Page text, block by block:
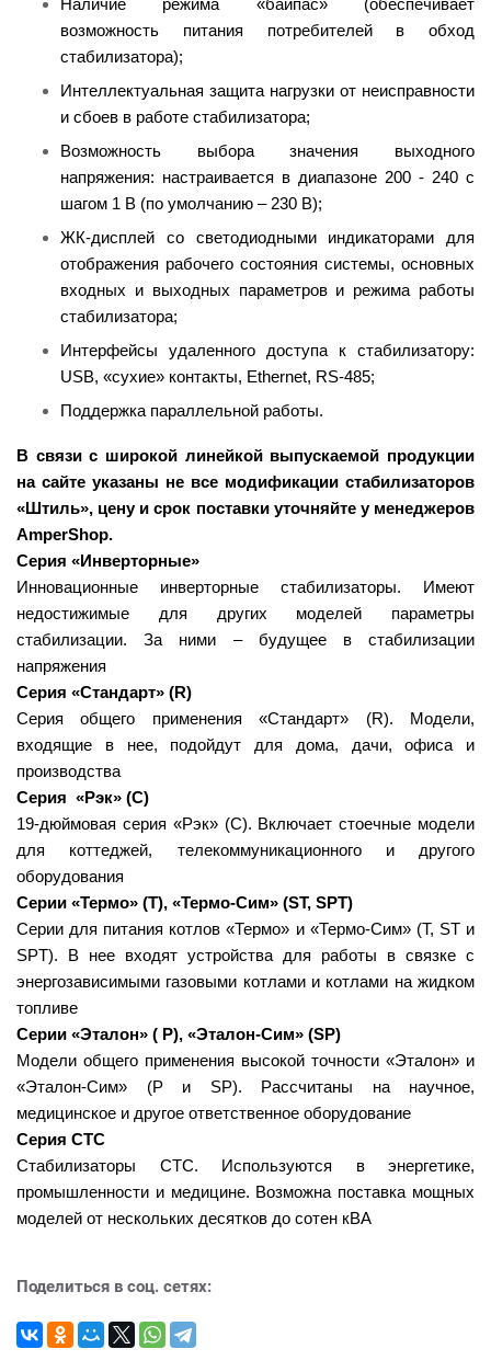
Наличие режима «байпас» (обеспечивает
возможность питания потребителей в обход
стабилизатора);
Интеллектуальная защита нагрузки от неисправности
и сбоев в работе стабилизатора;
Возможность выбора значения выходного
напряжения: настраивается в диапазоне 200 - 240 с
шагом 1 В (по умолчанию – 230 В);
ЖК-дисплей со светодиодными индикаторами для
отображения рабочего состояния системы, основных
входных и выходных параметров и режима работы
стабилизатора;
Интерфейсы удаленного доступа к стабилизатору:
USB, «сухие» контакты, Ethernet, RS-485;
Поддержка параллельной работы.
В связи с широкой линейкой выпускаемой продукции
на сайте указаны не все модификации стабилизаторов
«Штиль», цену и срок поставки уточняйте у менеджеров
AmperShop.
Серия «Инверторные»
Инновационные инверторные стабилизаторы. Имеют
недостижимые для других моделей параметры
стабилизации. За ними – будущее в стабилизации
напряжения
Серия «Стандарт» (R)
Серия общего применения «Стандарт» (R). Модели,
входящие в нее, подойдут для дома, дачи, офиса и
производства
Серия «Рэк» (C)
19-дюймовая серия «Рэк» (С). Включает стоечные модели
для коттеджей, телекоммуникационного и другого
оборудования
Серии «Термо» (T), «Термо-Сим» (ST, SPT)
Серии для питания котлов «Термо» и «Термо-Сим» (Т, ST и
SPT). В нее входят устройства для работы в связке с
энергозависимыми газовыми котлами и котлами на жидком
топливе
Серии «Эталон» ( P), «Эталон-Сим» (SP)
Модели общего применения высокой точности «Эталон» и
«Эталон-Сим» (Р и SP). Рассчитаны на научное,
медицинское и другое ответственное оборудование
Серия СТС
Стабилизаторы CTC. Используются в энергетике,
промышленности и медицине. Возможна поставка мощных
моделей от нескольких десятков до сотен кВА
Поделиться в соц. сетях: